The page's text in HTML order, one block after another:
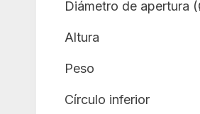
Diámetro de apertura
Altura
Peso
Círculo inferior